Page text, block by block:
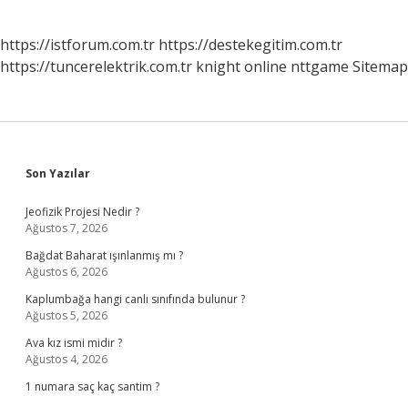
https://istforum.com.tr https://destekegitim.com.tr
https://tuncerelektrik.com.tr knight online nttgame Sitemap
Sidebar
Son Yazılar
Jeofizik Projesi Nedir ?
Ağustos 7, 2026
Bağdat Baharat ışınlanmış mı ?
Ağustos 6, 2026
Kaplumbağa hangi canlı sınıfında bulunur ?
Ağustos 5, 2026
Ava kız ismi midir ?
Ağustos 4, 2026
1 numara saç kaç santim ?